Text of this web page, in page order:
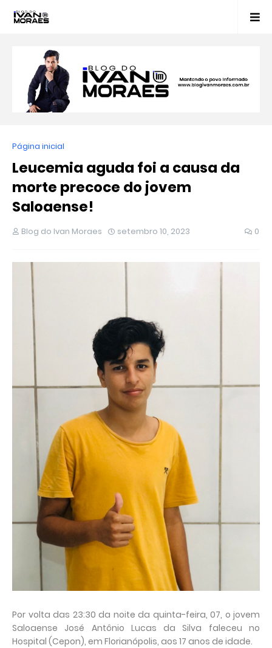
Página inicial
Leucemia aguda foi a causa da
morte precoce do jovem
Saloaense!
Blog do Ivan Moraes setembro 10, 2023 0
Por volta das 23:30 da noite da quinta-feira, 07, o jovem
Saloaense José Antônio Lucas da Silva faleceu no
Hospital (Cepon), em Florianópolis, aos 17 anos de idade.